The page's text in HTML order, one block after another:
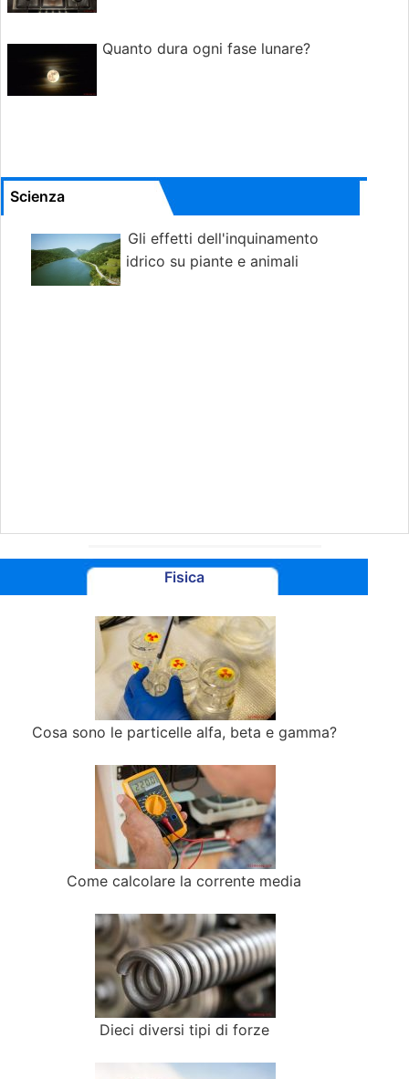
Quanto dura ogni fase lunare?
Scienza
Gli effetti dell'inquinamento
idrico su piante e animali
Fisica
Cosa sono le particelle alfa, beta e gamma?
Come calcolare la corrente media
Dieci diversi tipi di forze